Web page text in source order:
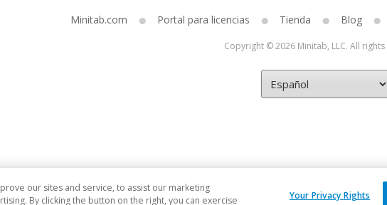
Minitab.com Portal para licencias Tienda Blog
Copyright © 2026 Minitab, LLC. All rights
our sites and service, to assist our marketing
By clicking the button on the right, you can exercise
Your Privacy Rights